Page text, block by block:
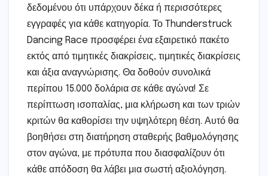
δεδομένου ότι υπάρχουν δέκα ή περισσότερες
εγγραφές για κάθε κατηγορία. Το Thunderstruck
Dancing Race προσφέρει ένα εξαιρετικό πακέτο
εκτός από τιμητικές διακρίσεις, τιμητικές διακρίσεις
και άξια αναγνώρισης. Θα δοθούν συνολικά
περίπου 15.000 δολάρια σε κάθε αγώνα! Σε
περίπτωση ισοπαλίας, μια κλήρωση και των τριών
κριτών θα καθορίσει την υψηλότερη θέση. Αυτό θα
βοηθήσει στη διατήρηση σταθερής βαθμολόγησης
στον αγώνα, με πρότυπα που διασφαλίζουν ότι
κάθε απόδοση θα λάβει μια σωστή αξιολόγηση.